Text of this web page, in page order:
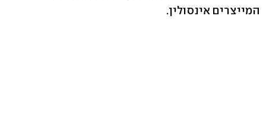
המייצרים אינסולין.